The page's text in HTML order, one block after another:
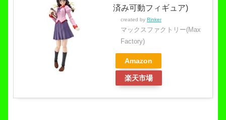
済み可動フィギュア)
created by Rinker
マックスファクトリー(Max
Factory)
Amazon
楽天市場